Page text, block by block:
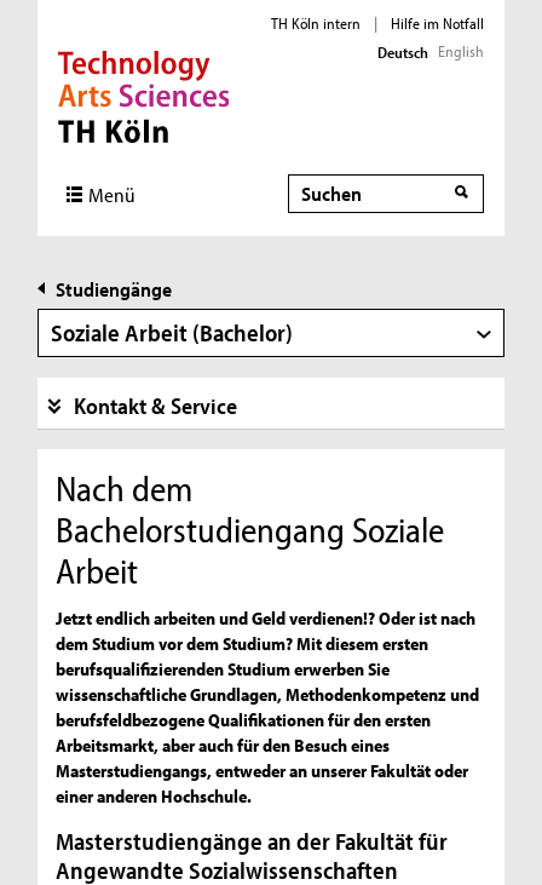
Direkt zur Hauptnavigation
Direkt zur Subnavigation
Direkt zum Inhalt
Direkt zum Fußbereich
TH Köln intern |
Hilfe im Notfall
Deutsch English
Menü Suche
Studiengänge
Soziale Arbeit (Bachelor)
Kontakt & Service
Nach dem
Bachelorstudiengang Soziale
Arbeit
Jetzt endlich arbeiten und Geld verdienen!? Oder ist nach
dem Studium vor dem Studium? Mit diesem ersten
berufsqualifizierenden Studium erwerben Sie
wissenschaftliche Grundlagen, Methodenkompetenz und
berufsfeldbezogene Qualifikationen für den ersten
Arbeitsmarkt, aber auch für den Besuch eines
Masterstudiengangs, entweder an unserer Fakultät oder
einer anderen Hochschule.
Masterstudiengänge an der Fakultät für
Angewandte Sozialwissenschaften